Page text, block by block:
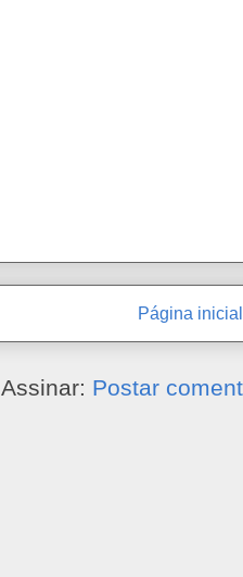
Página inicial
Assinar: Postar